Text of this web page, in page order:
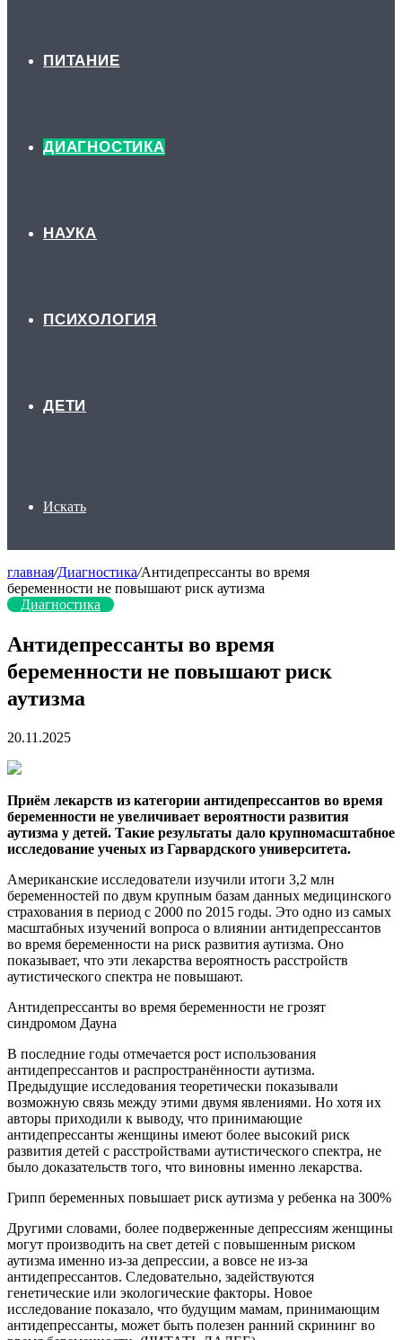
ПИТАНИЕ
ДИАГНОСТИКА
НАУКА
ПСИХОЛОГИЯ
ДЕТИ
Искать
главная/Диагностика/Антидепрессанты во время
беременности не повышают риск аутизма
Диагностика
Антидепрессанты во время
беременности не повышают риск
аутизма
20.11.2025
Приём лекарств из категории антидепрессантов во время
беременности не увеличивает вероятности развития
аутизма у детей. Такие результаты дало крупномасштабное
исследование ученых из Гарвардского университета.
Американские исследователи изучили итоги 3,2 млн
беременностей по двум крупным базам данных медицинского
страхования в период с 2000 по 2015 годы. Это одно из самых
масштабных изучений вопроса о влиянии антидепрессантов
во время беременности на риск развития аутизма. Оно
показывает, что эти лекарства вероятность расстройств
аутистического спектра не повышают.
Антидепрессанты во время беременности не грозят
синдромом Дауна
В последние годы отмечается рост использования
антидепрессантов и распространённости аутизма.
Предыдущие исследования теоретически показывали
возможную связь между этими двумя явлениями. Но хотя их
авторы приходили к выводу, что принимающие
антидепрессанты женщины имеют более высокий риск
развития детей с расстройствами аутистического спектра, не
было доказательств того, что виновны именно лекарства.
Грипп беременных повышает риск аутизма у ребенка на 300%
Другими словами, более подверженные депрессиям женщины
могут производить на свет детей с повышенным риском
аутизма именно из-за депрессии, а вовсе не из-за
антидепрессантов. Следовательно, задействуются
генетические или экологические факторы. Новое
исследование показало, что будущим мамам, принимающим
антидепрессанты, может быть полезен ранний скрининг во